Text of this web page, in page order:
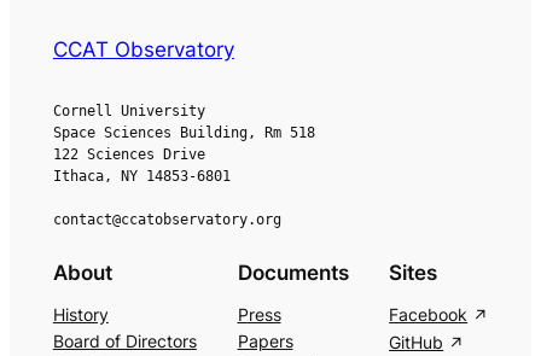
CCAT Observatory
Cornell University
Space Sciences Building, Rm 518
122 Sciences Drive
Ithaca, NY 14853-6801
contact@ccatobservatory.org
About
History
Board of Directors
Documents
Press
Papers
Sites
Facebook
GitHub